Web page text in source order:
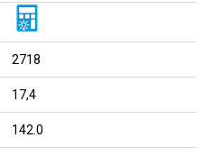
2718
17,4
142.0